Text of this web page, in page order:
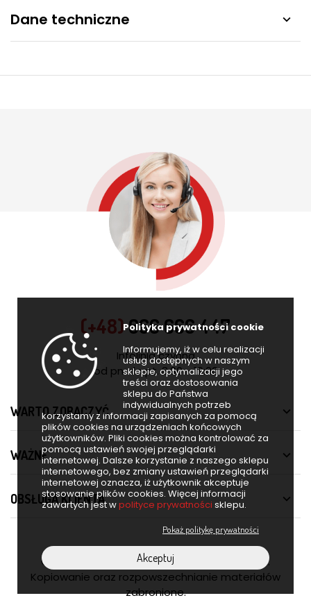
Polityka prywatności cookie
Informujemy, iż w celu realizacji
usług dostępnych w naszym
sklepie, optymalizacji jego
treści oraz dostosowania
sklepu do Państwa
indywidualnych potrzeb
korzystamy z informacji zapisanych za pomocą
plików cookies na urządzeniach końcowych
użytkowników. Pliki cookies można kontrolować za
pomocą ustawień swojej przeglądarki
internetowej. Dalsze korzystanie z naszego sklepu
internetowego, bez zmiany ustawień przeglądarki
internetowej oznacza, iż użytkownik akceptuje
stosowanie plików cookies. Więcej informacji
zawartych jest wpolityce prywatności sklepu.
Pokaż politykę prywatności
Akceptuj
Dane techniczne 
(+48)666 666 447
Infolinia czynna
od pn. do pt. 8:00 - 16:00
WARTO ZOBACZYĆ 
WAŻNE 
OBSŁUGA KLIENTA 
© 2026 Furnero. Wszelkie prawa zastrzeżone.
Kopiowanie oraz rozpowszechnianie materiałów
zabronione.